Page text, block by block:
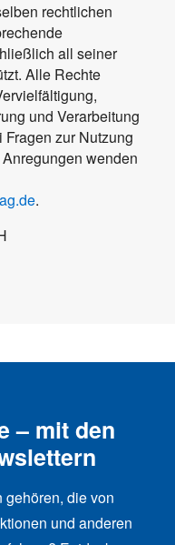
rechtlichen
all seiner
Alle Rechte
und Verarbeitung
zur Nutzung
wenden
.
– mit den
gehören, die von
und anderen